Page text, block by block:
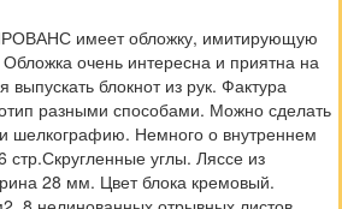
имеет обложку, имитирующую
очень интересна и приятна на
блокнот из рук. Фактура
разными способами. Можно сделать
шелкографию. Немного о внутреннем
стр.Скругленные углы. Ляссе из
28 мм. Цвет блока кремовый.